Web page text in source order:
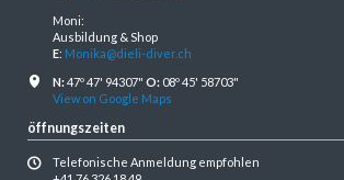
Moni:
Ausbildung & Shop
E: Monika@dieli-diver.ch
N:47º 47' 94307" O:08º 45' 58703"
View on Google Maps
öffnungszeiten
Telefonische Anmeldung empfohlen